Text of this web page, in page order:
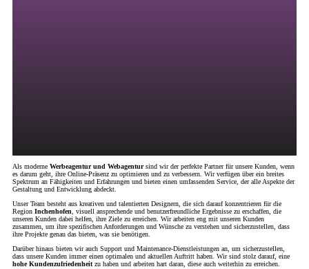
Als moderne Werbeagentur und Webagentursind wir der perfekte Partner für unsere Kunden, wenn
es darum geht, ihre Online-Präsenz zu optimieren und zu verbessern. Wir verfügen über ein breites
Spektrum an Fähigkeiten und Erfahrungen und bieten einen umfassenden Service, der alle Aspekte der
Gestaltung und Entwicklung abdeckt.
Unser Team besteht aus kreativen und talentierten Designern, die sich darauf konzentrieren für die
Region Inchenhofen , visuell ansprechende und benutzerfreundliche Ergebnisse zu erschaffen, die
unseren Kunden dabei helfen, ihre Ziele zu erreichen. Wir arbeiten eng mit unseren Kunden
zusammen, um ihre spezifischen Anforderungen und Wünsche zu verstehen und sicherzustellen, dass
ihre Projekte genau das bieten, was sie benötigen.
Darüber hinaus bieten wir auch Support und Maintenance-Dienstleistungen an, um sicherzustellen,
dass unsere Kunden immer einen optimalen und aktuellen Auftritt haben. Wir sind stolz darauf, eine
hohe Kundenzufriedenheit zu haben und arbeiten hart daran, diese auch weiterhin zu erreichen.